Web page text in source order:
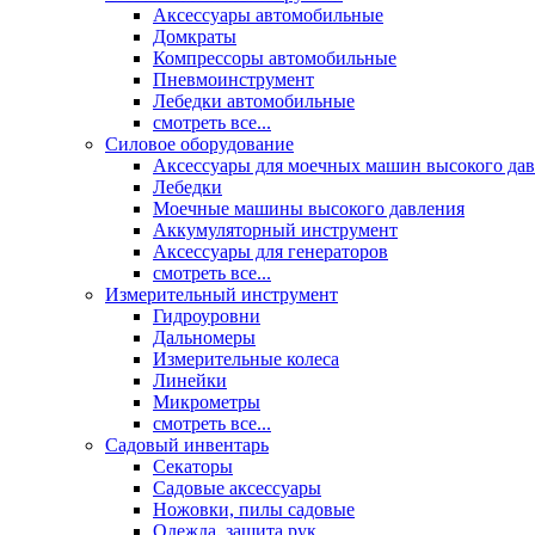
Аксессуары автомобильные
Домкраты
Компрессоры автомобильные
Пневмоинструмент
Лебедки автомобильные
смотреть все...
Силовое оборудование
Аксессуары для моечных машин высокого
Лебедки
Моечные машины высокого давления
Аккумуляторный инструмент
Аксессуары для генераторов
смотреть все...
Измерительный инструмент
Гидроуровни
Дальномеры
Измерительные колеса
Линейки
Микрометры
смотреть все...
Садовый инвентарь
Секаторы
Садовые аксессуары
Ножовки, пилы садовые
Одежда, защита рук